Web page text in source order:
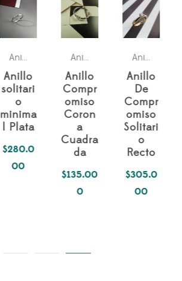
Anillo compromiso ,Para ella
Anillo
solitari
o
minima
l Plata
$280.0
00
Anillo compromiso
Anillo
Compr
omiso
Coron
a
Cuadra
da
$135.00
0
Anillo compromiso
Anillo
De
Compr
omiso
Solitari
o
Recto
$305.0
00